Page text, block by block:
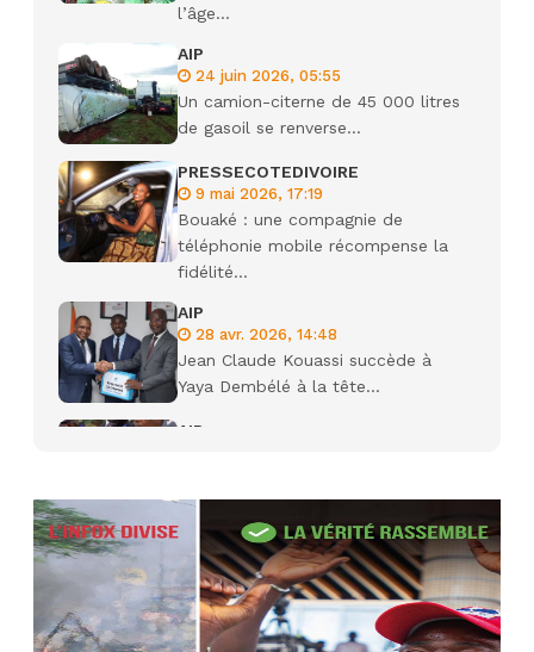
l’âge...
AIP
24 juin 2026, 05:55
Un camion-citerne de 45 000 litres
de gasoil se renverse...
PRESSECOTEDIVOIRE
9 mai 2026, 17:19
Bouaké : une compagnie de
téléphonie mobile récompense la
fidélité...
AIP
28 avr. 2026, 14:48
Jean Claude Kouassi succède à
Yaya Dembélé à la tête...
AIP
Camara tué lors d’attaques...
22 avr. 2026, 16:41
Des bureaux ravagés dans un
incendie survenu à la mairie...